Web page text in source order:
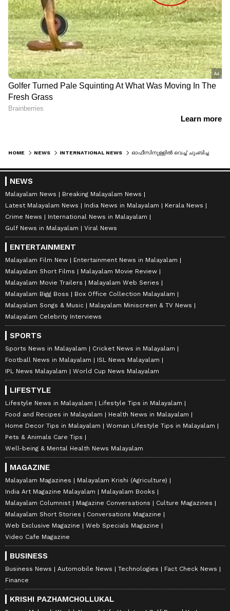
HOME NEWS INTERNATIONAL NEWS
NEWS
Malayalam News
Breaking Malayalam News
Latest Malayalam News
India News in Malayalam
Kerala News
Crime News
International News in Malayalam
Gulf News in Malayalam
Viral News
ENTERTAINMENT
Malayalam Film New
Entertainment News in Malayalam
Malayalam Short Films
Malayalam Movie Review
Malayalam Movie Trailers
Malayalam Web Series
Malayalam Bigg Boss
Box Office Collection Malayalam
Malayalam Songs & Music
Malayalam Miniscreen & TV News
Malayalam Celebrity Interviews
SPORTS
Sports News in Malayalam
Cricket News in Malayalam
Football News in Malayalam
ISL News Malayalam
IPL News Malayalam
World Cup News Malayalam
LIFESTYLE
Lifestyle News in Malayalam
Lifestyle Tips in Malayalam
Food and Recipes in Malayalam
Health News in Malayalam
Home Decor Tips in Malayalam
Woman Lifestyle Tips in Malayalam
Pets & Animals Care Tips
Well-being & Mental Health News Malayalam
MAGAZINE
Malayalam Magazines
Malayalam Krishi (Agriculture)
India Art Magazine Malayalam
Malayalam Books
Malayalam Columnist
Magazine Conversations
Culture Magazines
Malayalam Short Stories
Conversations Magazine
Web Exclusive Magazine
Web Specials Magazine
Video Cafe Magazine
BUSINESS
Business News Automobile News Technologies
Fact Check News
Finance
KRISHI PAZHAMCHOLLUKAL